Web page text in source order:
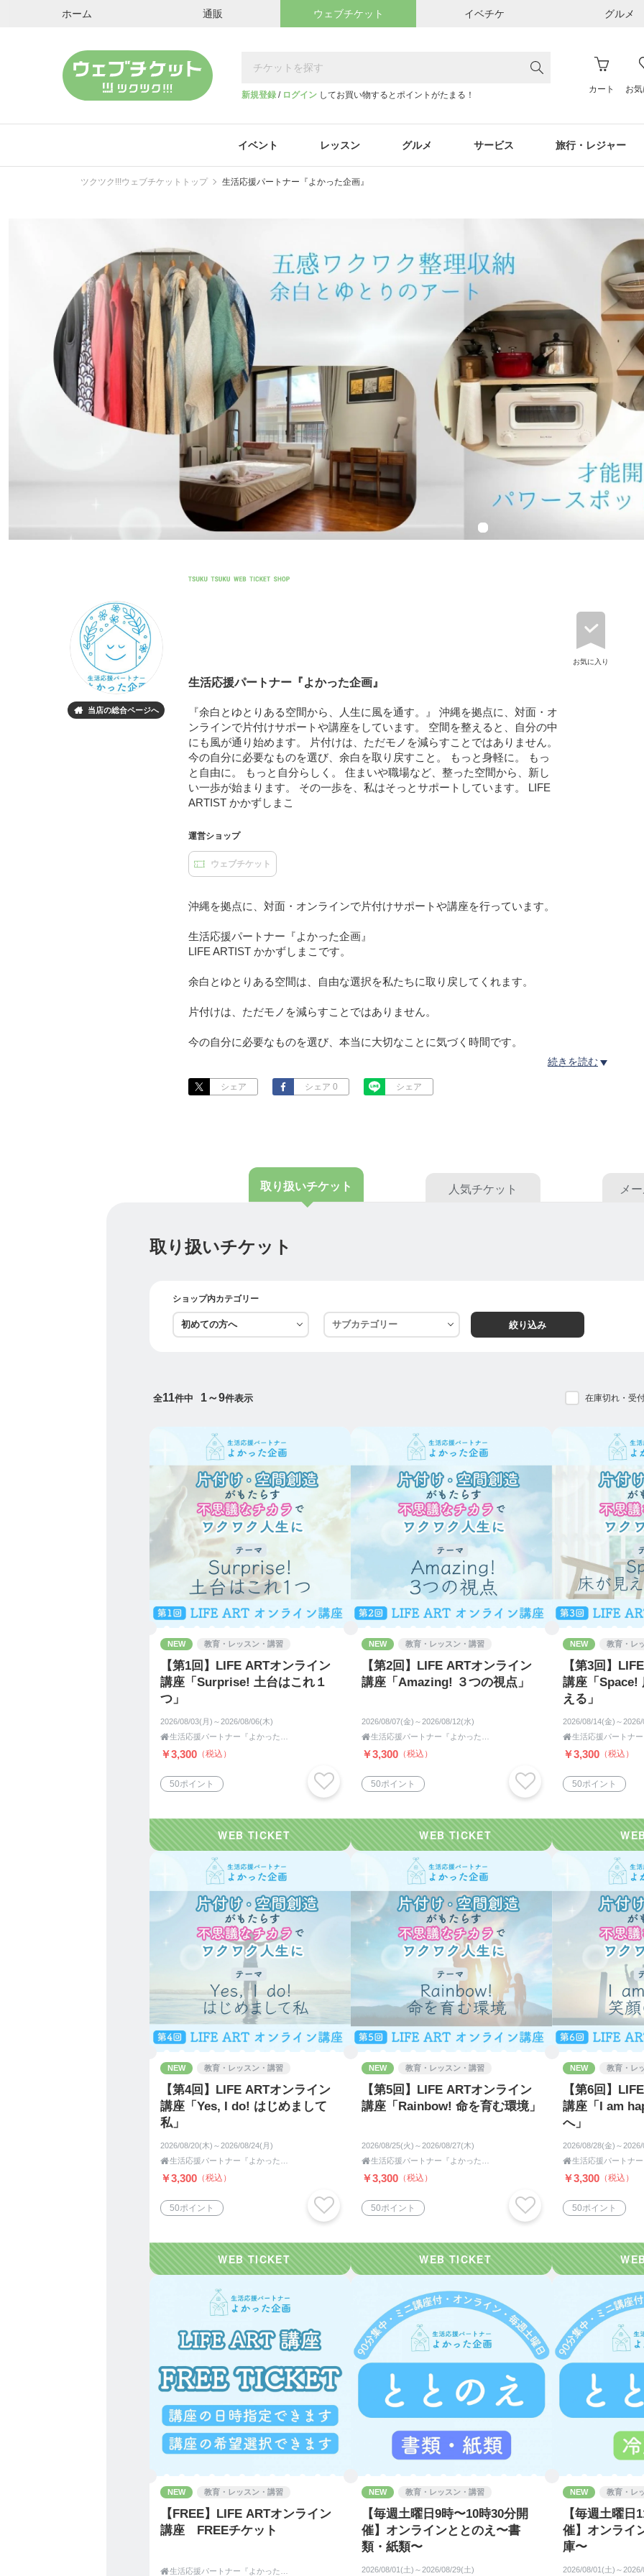
ホーム 通販 ウェブチケット イベチケ グルメ
新規登録 / ログイン してお買い物するとポイントがたまる！
カート お気
イベント レッスン グルメ サービス 旅行・レジャー
ツクツク!!!ウェブチケットトップ 生活応援パートナー『よかった企画』
お気に入り
 当店の総合ページへ
生活応援パートナー『よかった企画』
『余白とゆとりある空間から、人生に風を通す。』 沖縄を拠点に、対面・オ
ンラインで片付けサポートや講座をしています。 空間を整えると、自分の中
にも風が通り始めます。 片付けは、ただモノを減らすことではありません。
今の自分に必要なものを選び、余白を取り戻すこと。 もっと身軽に。 もっ
と自由に。 もっと自分らしく。 住まいや職場など、整った空間から、新し
い一歩が始まります。 その一歩を、私はそっとサポートしています。 LIFE
ARTIST かかずしまこ
運営ショップ
ウェブチケット
沖縄を拠点に、対面・オンラインで片付けサポートや講座を行っています。
生活応援パートナー『よかった企画』
LIFE ARTIST かかずしまこです。
余白とゆとりある空間は、自由な選択を私たちに取り戻してくれます。
片付けは、ただモノを減らすことではありません。
今の自分に必要なものを選び、本当に大切なことに気づく時間です。
もっと自分らしく。
あなたが人生の主役として歩むお手伝いをしています。
「余白とゆとりある空間は、心と暮らしに自由を取り戻す。」
思考が澄み、
私はその変化を、片付けを通して見てきました。
LIFE ARTIST かかずしまこは、
片付けを「暮らしを整えること」にとどめず、
人生をもう一度、自分の手に取り戻していく時間だと捉えています。
【LIFE ARTISTとは】
LIFE ARTISTとは、私がつくった肩書きです。
日常の小さな喜びを味わいながら、
自分らしく人生を楽しみたい。
そんな想いから名乗っています。
今日を気分よく過ごすこと。
そんな日々の積み重ねが、
人生を豊かにしていくと考えています。
私は片付けを通して、
そんな暮らしづくりを応援しています。
【余白・ゆとり空間】
私たちの生活は、
多くのモノや情報に囲まれています。
気づかないうちに流され、
ただ日々をこなすように過ごしてしまうこともあります。
本来、人生はもっと自由で選択に満ちたものです。
けれど心や空間に余白がないと、
自分の気持ちに気づく余裕すら失われてしまいます。
暮らしに余白が生まれます。
その余白が、心を落ち着かせ、
住まいが整うことは、
私はその一歩を、
①片付け・整理収納の相談サポート
【能力開花お片付け・五感ワクワク整理収納・パワースポット空間創造】
オンライン（Zoom）または沖縄県内での対面にてサポートいたします。
※対面の場合のみ交通費が発生します
「どこから手をつければいいのか分からない」
「今の状態をどう整えたらいいのか知りたい」
そんな方に向けたサポートです。
実際に片付けを始めている方も、これから始める方も、
“モノを減らすための考え方”や
続きを読む
シェア シェア 0 シェア
取り扱いチケット 人気チケット メ
取り扱いチケット
ショップ内カテゴリー
絞り込み
在庫切れ・受
全11件中 1～9件表示
NEW 教育・レッスン・講習
【第1回】LIFE ARTオンライン
講座「Surprise! 土台はこれ１
つ」
2026/08/03(月)～2026/08/06(木)
 生活応援パートナー『よかった企画』
￥3,300 （税込）
50ポイント
NEW 教育・レッスン・講習
【第2回】LIFE ARTオンライン
講座「Amazing! ３つの視点」
2026/08/07(金)～2026/08/12(水)
 生活応援パートナー『よかった企画』
￥3,300 （税込）
50ポイント
NEW 教育・レ
【第3回】
講座「Space!
える」
2026/08/14(金)～

￥3,300 （税込）
50ポイント
NEW 教育・レッスン・講習
【第4回】LIFE ARTオンライン
講座「Yes, I do! はじめまして
私」
2026/08/20(木)～2026/08/24(月)
 生活応援パートナー『よかった企画』
￥3,300 （税込）
50ポイント
NEW 教育・レッスン・講習
【第5回】LIFE ARTオンライン
講座「Rainbow! 命を育む環境」
2026/08/25(火)～2026/08/27(木)
 生活応援パートナー『よかった企画』
￥3,300 （税込）
50ポイント
NEW 教育・レ
【第6回】
講座「I am
へ」
2026/08/28(金)～

￥3,300 （税込）
50ポイント
NEW 教育・レッスン・講習
【FREE】LIFE ARTオンライン
講座 FREEチケット
 生活応援パートナー『よかった企画』
NEW 教育・レッスン・講習
【毎週土曜日9時〜10時30分開
催】オンラインととのえ〜書
類・紙類〜
2026/08/01(土)～2026/08/29(土)
NEW 教育・レ
【毎週土曜日
催】オンライ
庫〜
2026/08/01(土)～